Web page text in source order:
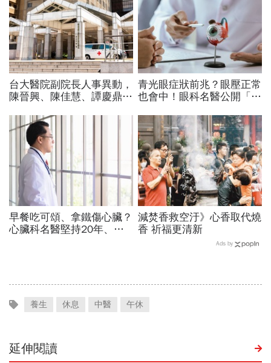
台大醫院副院長人事異動，
陳晉興、陳佳慧、譚慶鼎接
青光眼症狀前兆？眼壓正常
也會中！眼科名醫公開「護
驟」：三餐多吃「1類食
物」護眼
早餐吃可頌、拿鐵傷心臟？
心臟科名醫堅持20年、早
減焚香救空汙》心香取代燒
香 祈福更清新
Ads by
養生 休息 中醫 午休
延伸閱讀